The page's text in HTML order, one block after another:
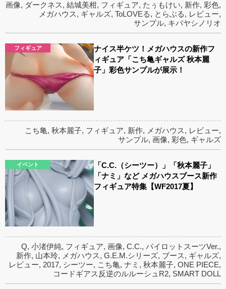
画像, ダークネス, 結城美柑, フィギュア, たぅもけい, 新作, 彩色,
メガハウス, ギャルズ, ToLOVEる, とらぶる, レビュー,
サンプル, キバヤシノリオ
フィギュア
ナイス半ケツ！メガハウスの新作フ
ィギュア「こち亀ギャルズ 秋本麗
子」彩色サンプルが展示！
こち亀, 秋本麗子, フィギュア, 新作, メガハウス, レビュー,
サンプル, 画像, 彩色, ギャルズ
イベント
「C.C.（シーツー）」「秋本麗子」
「ナミ」など メガハウスブース新作
フィギュア特集【WF2017夏】
Q, 小渚伊純, フィギュア, 画像, C.C., パイロットスーツVer.,
新作, 山本玲, メガハウス, G.E.M.シリーズ, ブース, ギャルズ,
レビュー, 2017, シーツー, こち亀, ナミ , 秋本麗子, ONE PIECE,
コードギアス反逆のルルーシュR2, SMART DOLL